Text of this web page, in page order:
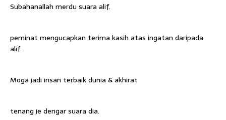
Subahanallah merdu suara alif.
peminat mengucapkan terima kasih atas ingatan daripada
alif.
Moga jadi insan terbaik dunia & akhirat
tenang je dengar suara dia.